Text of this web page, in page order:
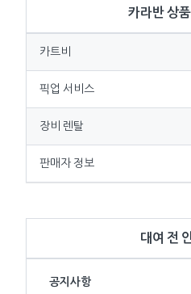
카라반 상
카트비
픽업 서비스
장비 렌탈
판매자 정보
대여 전
공지사항